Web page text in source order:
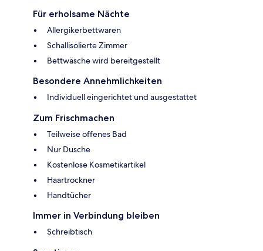
Für erholsame Nächte
Allergikerbettwaren
Schallisolierte Zimmer
Bettwäsche wird bereitgestellt
Besondere Annehmlichkeiten
Individuell eingerichtet und ausgestattet
Zum Frischmachen
Teilweise offenes Bad
Nur Dusche
Kostenlose Kosmetikartikel
Haartrockner
Handtücher
Immer in Verbindung bleiben
Schreibtisch